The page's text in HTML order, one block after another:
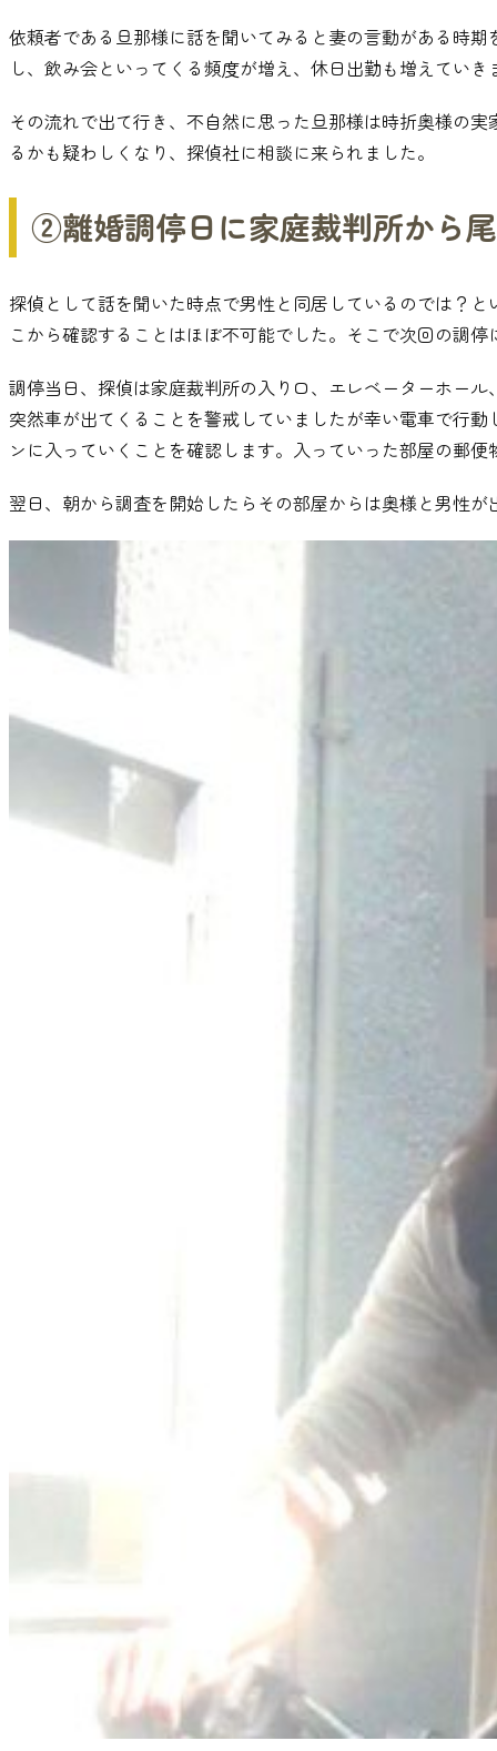
依頼者である旦那様に話を聞いてみると妻の言動がある時
し、 飲み会といってくる頻度が増え 、 休日出勤も増えていき
その流れで出て行き、 不自然に思った旦那様は時折奥様の実
るかも疑わしくなり 、 探偵社に相談に来られました。
②離婚調停日に家庭裁判所から
探偵として話を聞いた時点で男性と同居しているのでは？と
こから確認することはほぼ不可能でした。 そこで次回の調停
調停当日、 探偵は家庭裁判所の入り口、 エレベーターホール
突然車が出てくることを警戒していましたが幸い電車で行動
ンに入っていくことを確認します。 入っていった部屋の郵
翌日、 朝から調査を開始したらその部屋からは奥様と男性が